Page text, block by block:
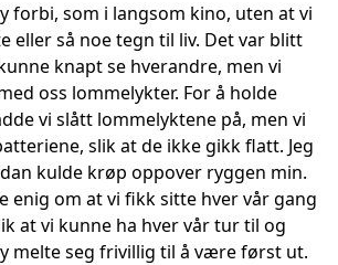
forbi, som i langsom kino, uten at vi
eller så noe tegn til liv. Det var blitt
knapt se hverandre, men vi
oss lommelykter. For å holde
vi slått lommelyktene på, men vi
slik at de ikke gikk flatt. Jeg
kulde krøp oppover ryggen min.
enig om at vi fikk sitte hver vår gang
at vi kunne ha hver vår tur til og
melte seg frivillig til å være først ut.